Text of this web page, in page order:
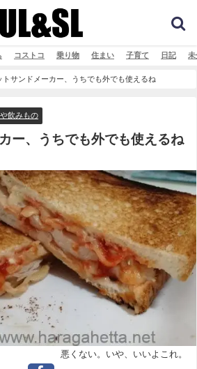
コストコ 乗り物 住まい 子育て 日記 未
トサンドメーカー、うちでも外でも使えるね
飲みもの
ー、うちでも外でも使えるね
悪くない。いや、いいよこれ。